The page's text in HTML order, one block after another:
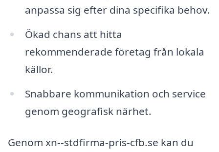
anpassa sig efter dina specifika behov.
Ökad chans att hitta
rekommenderade företag från lokala
källor.
Snabbare kommunikation och service
genom geografisk närhet.
Genom xn--stdfirma-pris-cfb.se kan du